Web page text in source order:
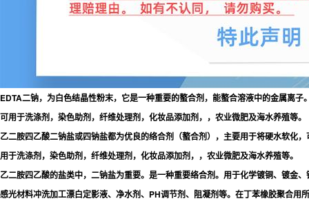
EDTA二钠，为白色结晶性粉末，它是一种重要的螯合剂，能螯合溶液中的金属离子
可用于洗涤剂，染色助剂，纤维处理剂，化妆品添加剂，，农业微肥及海水养殖等。
乙二胺四乙酸二钠盐或四钠盐都为优良的络合剂（螯合剂），主要用于将硬水软化
用于洗涤剂，染色助剂，纤维处理剂，化妆品添加剂，，农业微肥及海水养殖等。
乙二胺四乙酸的盐类中，二钠盐为重要。是一种重要络合剂。用于化学镀铜、镀金
感光材料冲洗加工漂白定影液、净水剂、PH调节剂、阻凝剂等。在丁苯橡胶聚合